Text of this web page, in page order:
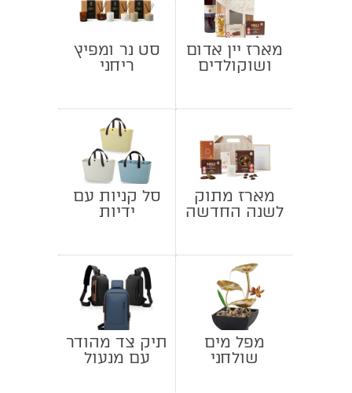
מארז יין אדום
ושוקולדים
סט נר ומפיץ
ריחני
מארז מתוק
לשנה החדשה
סל קניות עם
ידיות
מפל מים
שולחני
תיק צד מהודר
עם מנעול